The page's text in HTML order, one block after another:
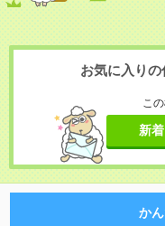
お気に入り
こ
新
か